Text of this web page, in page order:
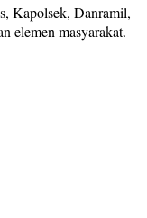
Kapolsek, Danramil,
elemen masyarakat.